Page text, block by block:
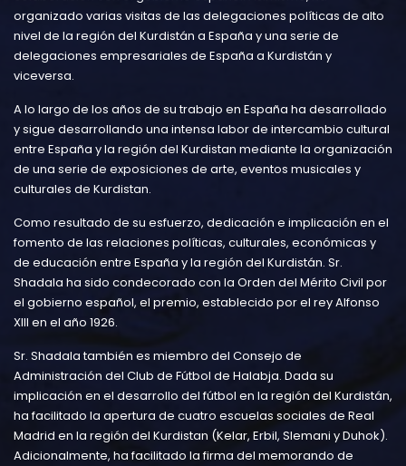
organizado varias visitas de las delegaciones políticas de alto
nivel de la región del Kurdistán a España y una serie de
delegaciones empresariales de España a Kurdistán y
viceversa.
A lo largo de los años de su trabajo en España ha desarrollado
y sigue desarrollando una intensa labor de intercambio cultural
entre España y la región del Kurdistan mediante la organización
de una serie de exposiciones de arte, eventos musicales y
culturales de Kurdistan.
Como resultado de su esfuerzo, dedicación e implicación en el
fomento de las relaciones políticas, culturales, económicas y
de educación entre España y la región del Kurdistán. Sr.
Shadala ha sido condecorado con la Orden del Mérito Civil por
el gobierno español, el premio, establecido por el rey Alfonso
XIII en el año 1926.
Sr. Shadala también es miembro del Consejo de
Administración del Club de Fútbol de Halabja. Dada su
implicación en el desarrollo del fútbol en la región del Kurdistán,
ha facilitado la apertura de cuatro escuelas sociales de Real
Madrid en la región del Kurdistan (Kelar, Erbil, Slemani y Duhok).
Adicionalmente, ha facilitado la firma del memorando de